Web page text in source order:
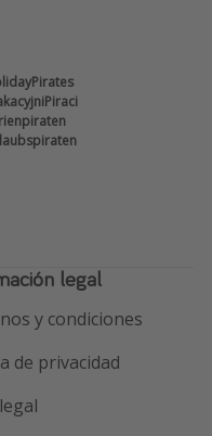
legal
y condiciones
de privacidad